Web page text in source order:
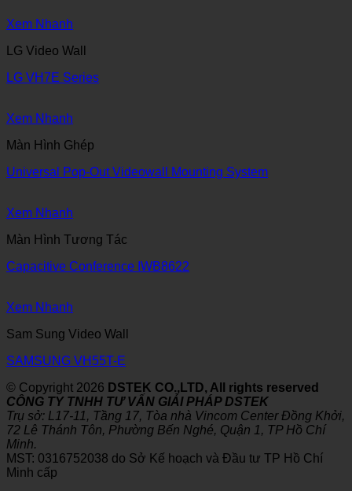
Xem Nhanh
LG Video Wall
LG VH7E Series
Xem Nhanh
Màn Hình Ghép
Universal Pop-Out Videowall Mounting System
Xem Nhanh
Màn Hình Tương Tác
Capacitive Conference IWB8622
Xem Nhanh
Sam Sung Video Wall
SAMSUNG VH55T-E
© Copyright 2026 DSTEK CO.,LTD, All rights reserved
CÔNG TY TNHH TƯ VẤN GIẢI PHÁP DSTEK
Trụ sở: L17-11, Tầng 17, Tòa nhà Vincom Center Đồng Khởi,
72 Lê Thánh Tôn, Phường Bến Nghé, Quận 1, TP Hồ Chí
Minh.
MST: 0316752038 do Sở Kế hoạch và Đầu tư TP Hồ Chí
Minh cấp